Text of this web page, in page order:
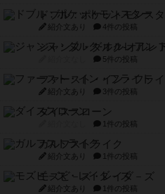
ドブル：ポケットモンス
紹介文あり 4件の投稿
ジャンヌ・ダルク-オルレ
5件の投稿
ファースト・イン・フライ
紹介文あり 3件の投稿
ダイススローン
1件の投稿
ガルフストライク
紹介文あり 1件の投稿
モズビ－ズ・レイダ－ズ
紹介文あり 1件の投稿